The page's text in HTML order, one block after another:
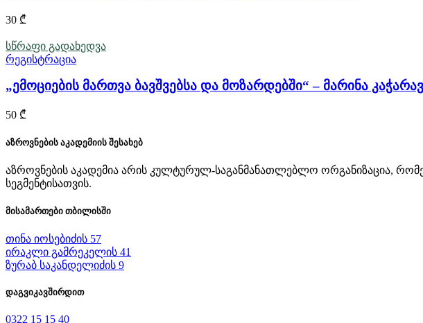
30 ₾
სწრაფი გადახედვა
რეგისტრაცია
„ემოციების მართვა ბავშვებსა და მოზარდებში“ – მარინა
50 ₾
აზროვნების აკადემიის შესახებ
აზროვნების აკადემია არის კულტურულ-საგანმანათლებლო ორგანიზაცია,
სეგმენტისათვის.
მისამართები თბილისში
თინა იოსებიძის 57
ირაკლი გამრეკელის 41
ზურაბ საკანდელიძის 9
დაგვიკავშირდით
0322 15 15 40